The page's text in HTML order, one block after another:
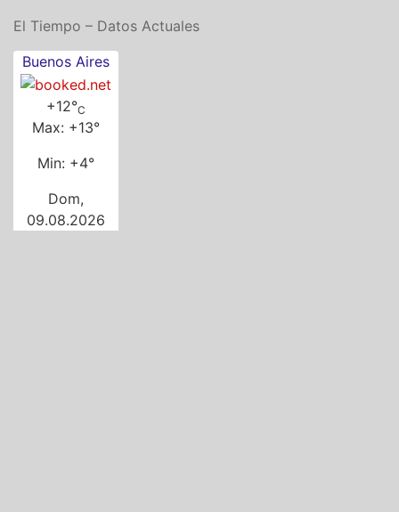
El Tiempo – Datos Actuales
Buenos Aires
+12°C
Max: +13°
Min: +4°
Dom,
09.08.2026